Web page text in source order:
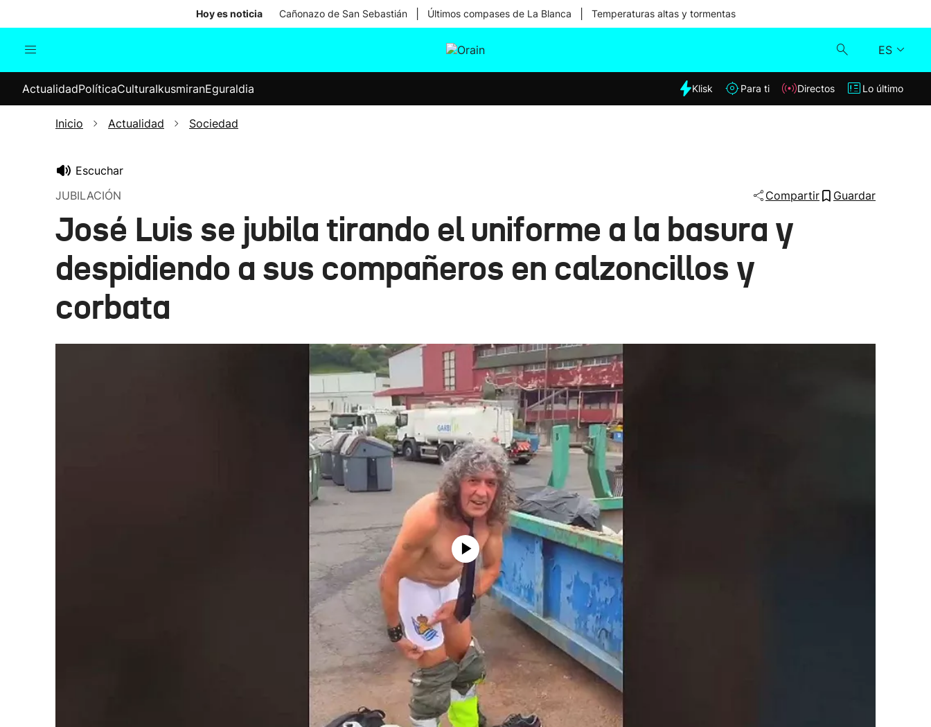
Hoy es noticia Cañonazo de San Sebastián Últimos compases de La Blanca Temperaturas altas y tormentas
ES
Internacional
Elecciones
Klisk
ActualidadPolíticaCulturaIkusmiranEguraldia Klisk Para ti Directos Lo último
Inicio Actualidad Sociedad
Escuchar
JUBILACIÓN
Compartir Guardar
José Luis se jubila tirando el uniforme a la basura y
despidiendo a sus compañeros en calzoncillos y
corbata